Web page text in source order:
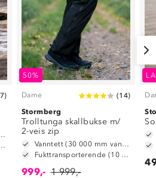
)
50%
Dame (14)
Stormberg
Trolltunga skallbukse m/
2-veis zip
999,- 1 999,-